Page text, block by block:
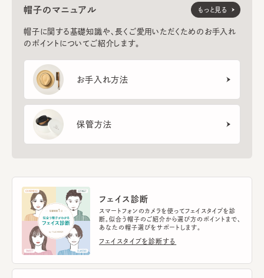
帽子のマニュアル
帽子に関する基礎知識や、長くご愛用いただくためのお手入れ
のポイントについてご紹介します。
お手入れ方法
保管方法
もっと見る
フェイス診断
スマートフォンのカメラを使ってフェイスタイプを診
断。似合う帽子のご紹介から選び方のポイントまで、
あなたの帽子選びをサポートします。
フェイスタイプを診断する